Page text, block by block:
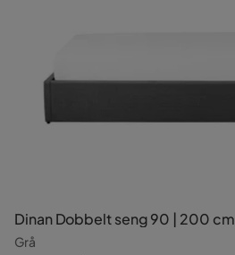
Dinan Dobbelt seng 90 | 200 cm
Grå